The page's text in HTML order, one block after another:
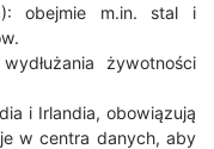
obejmie m.in. stal i
żywotności
i Irlandia, obowiązują
w centra danych, aby